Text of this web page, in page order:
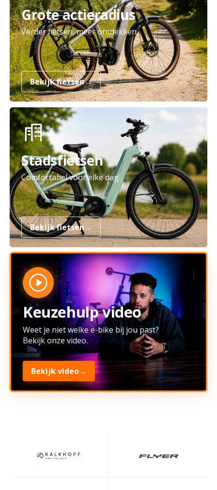
Grote actieradius
Verder fietsen, meer ontdekken.
Bekijk fietsen→
Stadsfietsen
Comfortabel voor elke dag.
Bekijk fietsen→
Keuzehulp video
Weet je niet welke e-bike bij jou past?
Bekijk onze video.
Bekijk video→